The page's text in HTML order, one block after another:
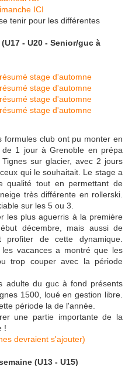
ICI
tenir pour les différentes
- U20 - Senior/guc à
formules club ont pu monter en
1 jour à Grenoble en prépa
sur glacier, avec 2 jours
qui le souhaitait. Le stage a
qualité tout en permettant de
très différente en rollerski.
sur les 5 ou 3.
les plus aguerris à la première
décembre, mais aussi de
de cette dynamique.
vacances a montré que les
trop couper avec la période
adulte du guc à fond présents
1500, loué en gestion libre.
période la de l'année.
une partie importante de la
!
devraient s'ajouter)
(U13 - U15)